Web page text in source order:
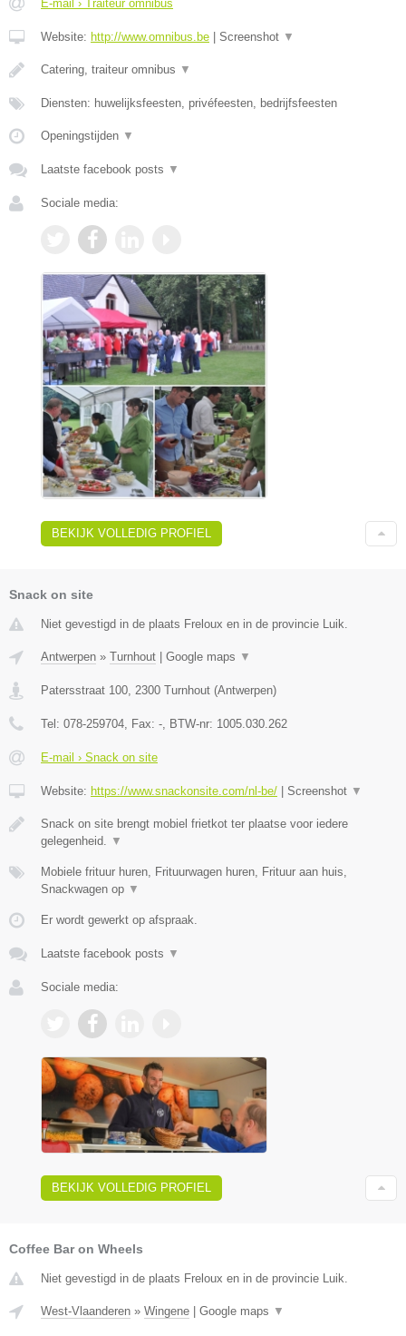
E-mail › Traiteur omnibus
Website: http://www.omnibus.be | Screenshot ▼
Catering, traiteur omnibus ▼
Diensten: huwelijksfeesten, privéfeesten, bedrijfsfeesten
Openingstijden ▼
Laatste facebook posts ▼
Sociale media:
BEKIJK VOLLEDIG PROFIEL
Snack on site
Niet gevestigd in de plaats Freloux en in de provincie Luik.
Antwerpen » Turnhout | Google maps ▼
Patersstraat 100 2300 Turnhout (Antwerpen)
Tel: 078-259704 , Fax: - , BTW-nr: 1005.030.262
E-mail › Snack on site
Website: https://www.snackonsite.com/nl-be/ | Screenshot ▼
Snack on site brengt mobiel frietkot ter plaatse voor iedere
gelegenheid.
▼
Mobiele frituur huren, Frituurwagen huren, Frituur aan huis,
Snackwagen op ▼
Er wordt gewerkt op afspraak.
Laatste facebook posts ▼
Sociale media:
BEKIJK VOLLEDIG PROFIEL
Coffee Bar on Wheels
Niet gevestigd in de plaats Freloux en in de provincie Luik.
West-Vlaanderen » Wingene | Google maps ▼